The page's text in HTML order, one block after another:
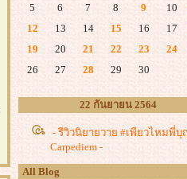
5
6 7 8 9 10
12
13 14 15 16 17
19
20 21 22 23 24
26
27 28 29 30
22 กันยายน 2564
- รีวิวนิยายวาย #เพียวไหมพี่บุ
Carpediem -
All Blog